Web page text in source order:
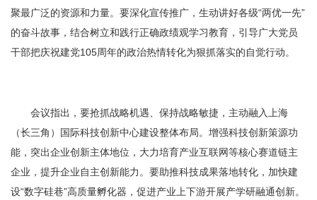
聚最广泛的资源和力量。要深化宣传推广，生动讲好各级“两优一先”
的奋斗故事，结合树立和践行正确政绩观学习教育，引导广大党员
干部把庆祝建党105周年的政治热情转化为狠抓落实的自觉行动。
会议指出， 要抢抓战略机遇、保持战略敏捷，主动融入上海
（长三角）国际科技创新中心建设整体布局。 增强科技创新策源功
能，突出企业创新主体地位，大力培育产业互联网等核心赛道链主
企业，提升企业自主创新能力。要助推科技成果落地转化，加快建
设“数字硅巷”高质量孵化器，促进产业上下游开展产学研融通创新。